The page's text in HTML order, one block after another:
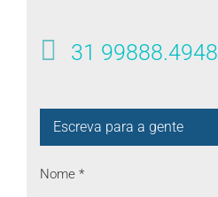
31 99888.4948
Escreva para a gente
Nome *